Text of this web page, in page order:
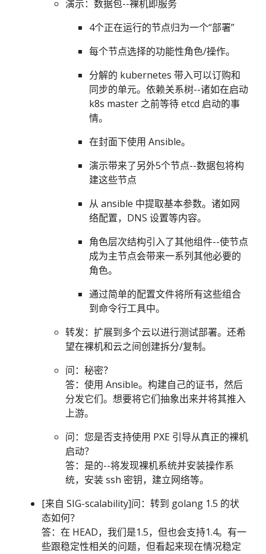
演示：数据包--裸机即服务
4个正在运行的节点归为一个“部署”
每个节点选择的功能性角色/操作。
分解的 kubernetes 带入可以订购和
同步的单元。依赖关系树--诸如在启动
k8s master 之前等待 etcd 启动的事
情。
在封面下使用 Ansible。
演示带来了另外5个节点--数据包将构
建这些节点
从 ansible 中提取基本参数。诸如网
络配置，DNS 设置等内容。
角色层次结构引入了其他组件--使节点
成为主节点会带来一系列其他必要的
角色。
通过简单的配置文件将所有这些组合
到命令行工具中。
转发：扩展到多个云以进行测试部署。还希
望在裸机和云之间创建拆分/复制。
问：秘密？
答：使用 Ansible。构建自己的证书，然后
分发它们。想要将它们抽象出来并将其推入
上游。
问：您是否支持使用 PXE 引导从真正的裸机
启动？
答：是的--将发现裸机系统并安装操作系
统，安装 ssh 密钥，建立网络等。
[来自 SIG-scalability]问：转到 golang 1.5 的状
态如何？
答：在 HEAD，我们是1.5，但也会支持1.4。有一
些跟稳定性相关的问题，但看起来现在情况稳定